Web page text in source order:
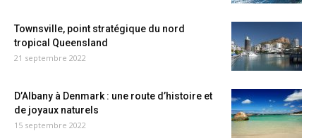
Townsville, point stratégique du nord
tropical Queensland
21 septembre 2022
D’Albany à Denmark : une route d’histoire et
de joyaux naturels
15 septembre 2022